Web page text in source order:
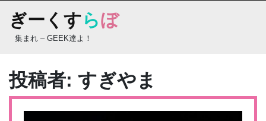
content
ぎーくすらぼ
集まれ – GEEK達よ！
投稿者: すぎやま